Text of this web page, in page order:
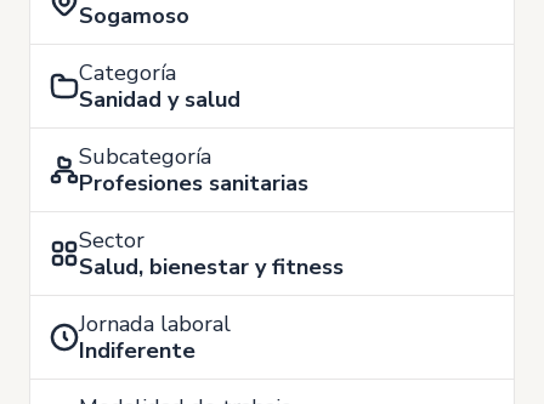
Sogamoso
Categoría
Sanidad y salud
Subcategoría
Profesiones sanitarias
Sector
Salud, bienestar y fitness
Jornada laboral
Indiferente